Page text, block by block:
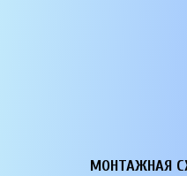
МОНТАЖНАЯ